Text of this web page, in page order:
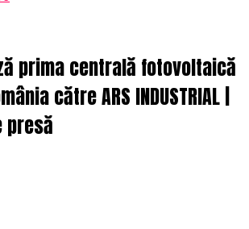
prima centrală fotovoltaică
către ARS INDUSTRIAL |
presă